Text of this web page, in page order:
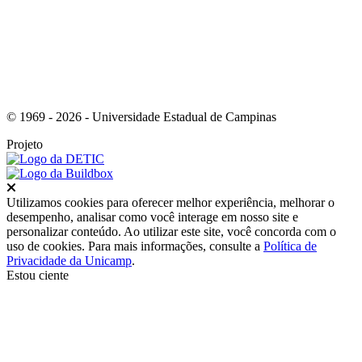
© 1969 - 2026 - Universidade Estadual de Campinas
Projeto
Utilizamos cookies para oferecer melhor experiência, melhorar o
desempenho, analisar como você interage em nosso site e
personalizar conteúdo. Ao utilizar este site, você concorda com o
uso de cookies. Para mais informações, consulte a Política de
Privacidade da Unicamp.
Estou ciente